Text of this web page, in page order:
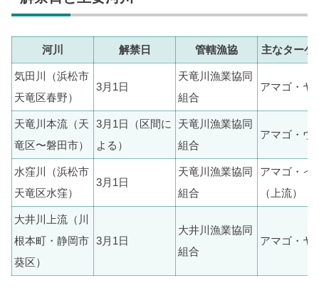
河川 解禁日 管轄漁協 主なターゲ
気田川（浜松市
天竜区春野）
3月1日
天竜川漁業協同
組合
アマゴ・ヤ
天竜川本流（天
竜区〜磐田市）
3月1日（区間に
よる）
天竜川漁業協同
組合
アマゴ・ウ
水窪川（浜松市
天竜区水窪）
3月1日
天竜川漁業協同
組合
アマゴ・イ
（上流）
大井川上流（川
根本町・静岡市
葵区）
3月1日
大井川漁業協同
組合
アマゴ・ヤ